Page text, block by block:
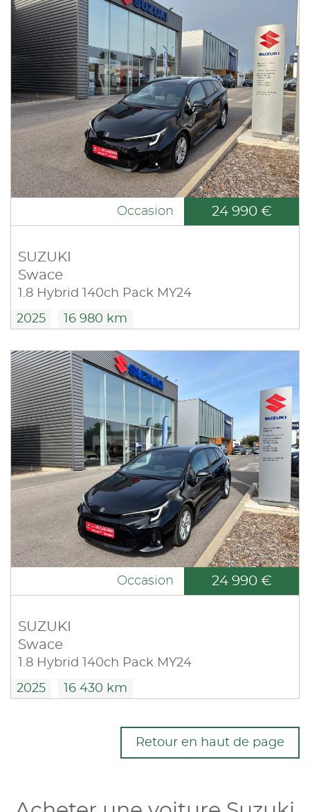
Occasion 24 990 €
SUZUKI
Swace
1.8 Hybrid 140ch Pack MY24
2025 16 980 km
Occasion 24 990 €
SUZUKI
Swace
1.8 Hybrid 140ch Pack MY24
2025 16 430 km
Retour en haut de page